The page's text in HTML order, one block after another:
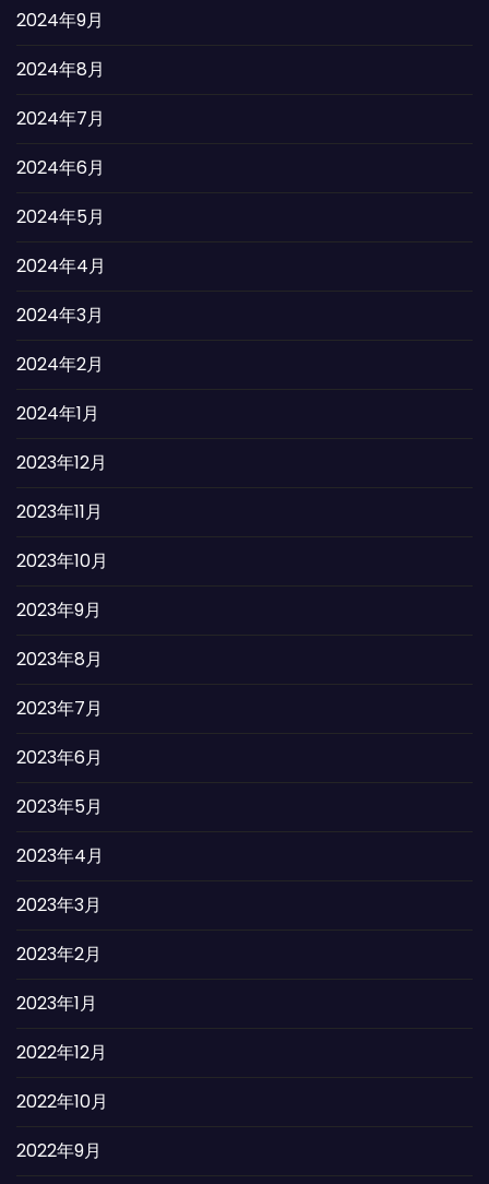
2024年9月
2024年8月
2024年7月
2024年6月
2024年5月
2024年4月
2024年3月
2024年2月
2024年1月
2023年12月
2023年11月
2023年10月
2023年9月
2023年8月
2023年7月
2023年6月
2023年5月
2023年4月
2023年3月
2023年2月
2023年1月
2022年12月
2022年10月
2022年9月